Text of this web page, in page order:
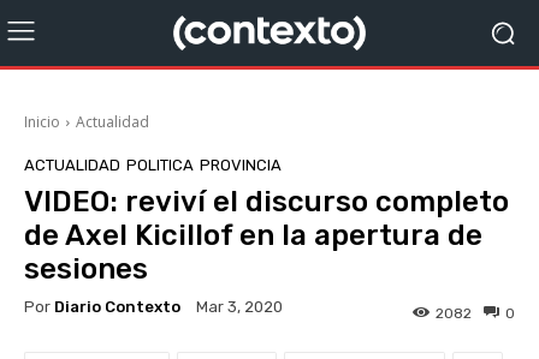
Inicio Actualidad
ACTUALIDAD POLITICA PROVINCIA
VIDEO: reviví el discurso completo
de Axel Kicillof en la apertura de
sesiones
Por Diario Contexto Mar 3, 2020 0
2082